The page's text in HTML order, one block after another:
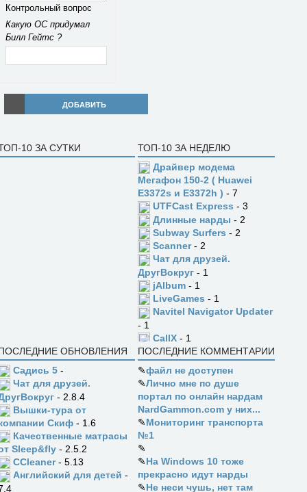
Контрольный вопрос
Какую ОС придумал
Билл Гейтс ?
ДОБАВИТЬ
10 ЗА СУТКИ
ТОП-10 ЗА НЕДЕЛЮ
Драйвер модема
Мегафон 150-2 ( Huawei
E3372s и E3372h ) - 7
UTFCast Express - 3
Длинные нарды - 2
Subway Surfers - 2
Scanner- 2
Чат для друзей.
ДругВокруг - 1
jAlbum - 1
LiveGames - 1
Navitel Navigator Updater
- 1
CallX - 1
ОБНОВЛЕНИЯ
Садись 5 -
Чат для друзей.
- 2.8.4
Вышки-тура от
Скиф - 1.6
Качественные матрасы
Sleep&fly - 2.5.2
CCleaner- 5.13
Английский для детей -
ПОСЛЕДНИЕ КОММЕНТАРИИ
✎файл не доступен
✎Лично мне по душе
портал по онлайн нардам
NardGammon.com у них...
✎Мониторинг транспорта
№1
✎
✎На Windows 10 тоже
прекрасно идут нарды
✎Не неси чушь, нет там